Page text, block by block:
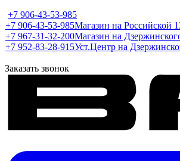
+7 906-43-53-985
+7 906-43-53-985Магазин на Российской
+7 967-31-32-200Магазин на
+7 952-83-28-915Уст.Центр на
Заказать звонок